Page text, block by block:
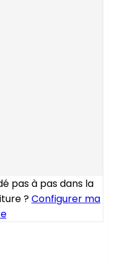
pas à pas dans la
?Configurer ma